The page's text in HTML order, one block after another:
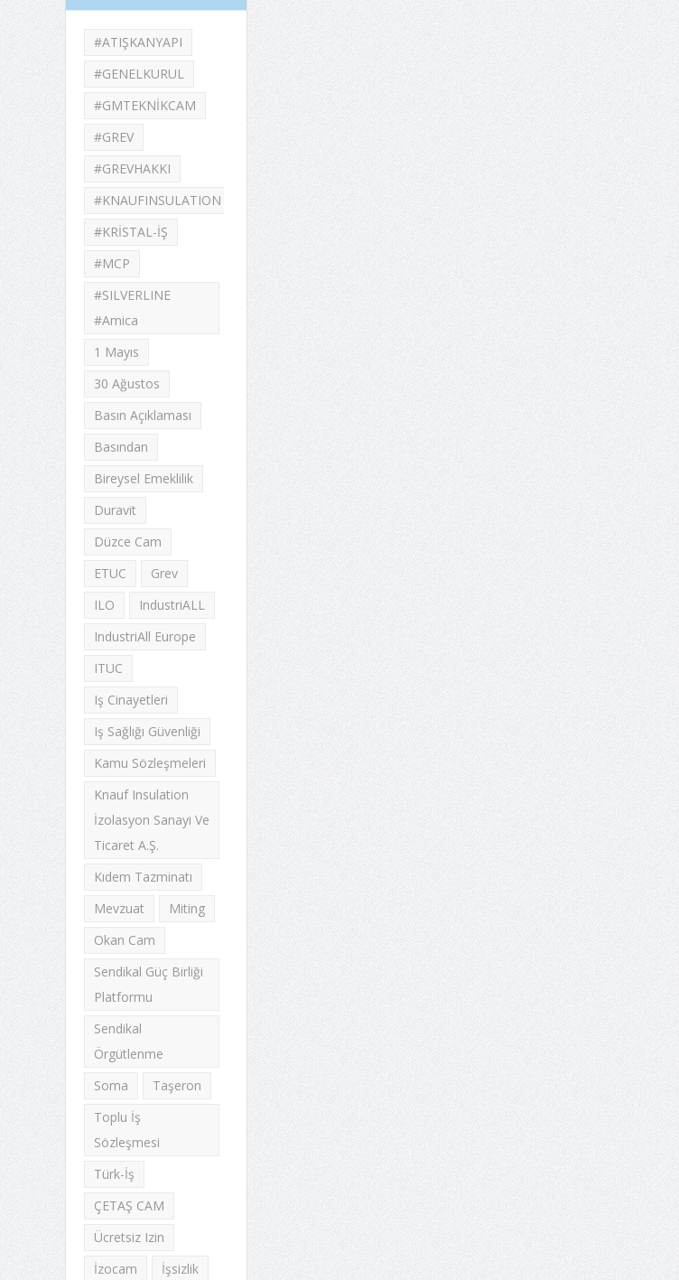
#ATIŞKANYAPI
#GENELKURUL
#GMTEKNİKCAM
#GREV
#GREVHAKKI
#KNAUFINSULATION
#KRİSTAL-İŞ
#MCP
#SILVERLINE
#Amica
1 Mayıs
30 Ağustos
Basın Açıklaması
Basından
Bireysel Emeklilik
Duravit
Düzce Cam
ETUC
Grev
ILO
IndustriALL
IndustriAll Europe
ITUC
Iş Cinayetleri
Iş Sağlığı Güvenliği
Kamu Sözleşmeleri
Knauf Insulation
İzolasyon Sanayi Ve
Ticaret A.Ş.
Kıdem Tazminatı
Mevzuat
Miting
Okan Cam
Sendikal Güç Birliği
Platformu
Sendikal
Örgütlenme
Soma
Taşeron
Toplu İş
Sözleşmesi
Türk-İş
ÇETAŞ CAM
Ücretsiz Izin
İzocam
İşsizlik